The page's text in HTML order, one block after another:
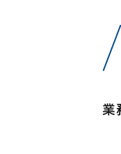
業